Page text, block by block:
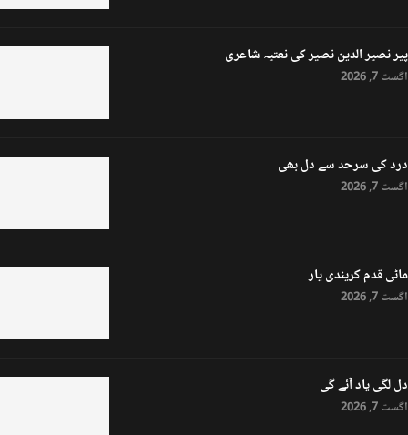
پیر نصیر الدین نصیر کی نعتیہ شاعری
اگست 7, 2026
درد کی سرحد سے دل بھی
اگست 7, 2026
ماٹی قدم کریندی یار
اگست 7, 2026
دل لگی یاد آئے گی
اگست 7, 2026